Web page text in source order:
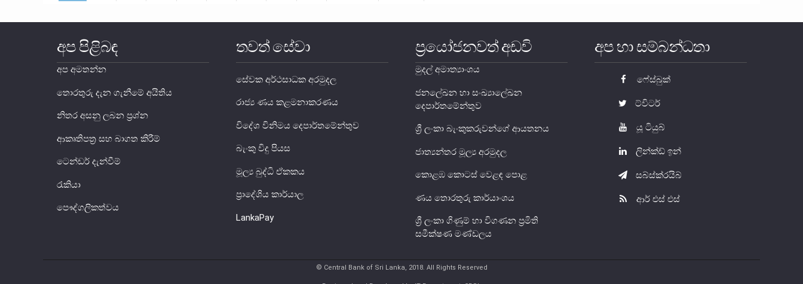
අප පිළිබඳ
අප අමතන්න
තොරතුරු දැන ගැනීමේ අයිතිය
නිතර අසනු ලබන ප්‍රශ්න
ආකෘතිපත්‍ර සහ බාගත කිරීම්
ටෙන්ඩර් දැන්වීම්
රැකියා
පෞද්ගලිකත්වය
තවත් සේවා
සේවක අර්ථසාධක අරමුදල
රාජ්‍ය ණය කළමනාකරණය
විදේශ විනිමය දෙපාර්තමේන්තුව
බැංකු විදු පියස
මූල්‍ය බුද්ධි ඒකකය
ප්‍රාදේශිය කාර්යාල
LankaPay
ප්‍රයෝජනවත් අඩවි
මුදල් අමාත්‍යාංශය
ජනලේඛන හා සංඛ්‍යාලේඛන
දෙපාර්තමේන්තුව
ශ්‍රී ලංකා බැංකුකරුවන්ගේ ආයතනය
ජාත්‍යන්තර මූල්‍ය අරමුදල
කොළඹ කොටස් වෙළඳ පොළ
ණය තොරතුරු කාර්යාංශය
ශ්‍රී ලංකා ගිණුම් හා විගණන ප්‍රමිති
සමීක්ෂණ මණ්ඩලය
අප හා සම්බන්ධතා
ෆේස්බුක්
ට්විටර්
යූ ටියුබ්
ලින්ක්ඩ් ඉන්
සබ්ස්ක්රයිබ්
ආර් එස් එස්
© Central Bank of Sri Lanka, 2018. All Rights Reserved